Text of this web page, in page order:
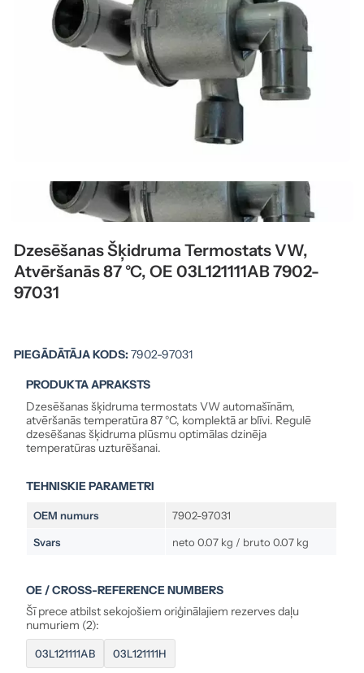
Dzesēšanas Šķidruma Termostats VW,
Atvēršanās 87 °C, OE 03L121111AB 7902-
97031
PIEGĀDĀTĀJA KODS:7902-97031
PRODUKTA APRAKSTS
Dzesēšanas šķidruma termostats VW automašīnām,
atvēršanās temperatūra 87 °C, komplektā ar blīvi. Regulē
dzesēšanas šķidruma plūsmu optimālas dzinēja
temperatūras uzturēšanai.
TEHNISKIE PARAMETRI
OEM numurs 7902-97031
Svars neto 0.07 kg / bruto 0.07 kg
OE / CROSS-REFERENCE NUMBERS
Šī prece atbilst sekojošiem oriģinālajiem rezerves daļu
numuriem (2):
03L121111AB 03L121111H